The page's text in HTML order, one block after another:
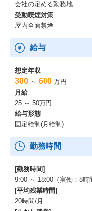
会社の定める勤務地
受動喫煙対策
屋内全面禁煙
給与
想定年収
300 ～ 600 万円
月給
25 ～ 50万円
給与形態
固定給制(月給制)
勤務時間
[勤務時間]
9:00 ～ 18:00（実働：8
[平均残業時間]
20時間/月